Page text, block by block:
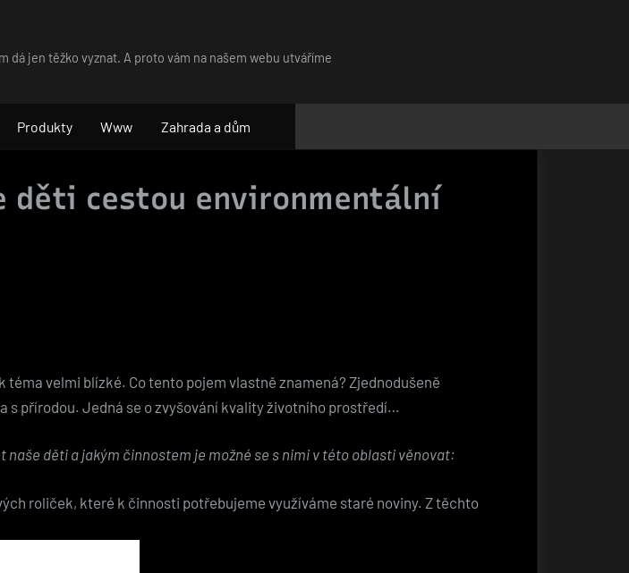
jen těžko vyznat. A proto vám na našem webu utváříme
Produkty Www Zahrada a dům
děti cestou environmentální
velmi blízké. Co tento pojem vlastně znamená? Zjednodušeně
přírodou. Jedná se o zvyšování kvality životního prostředí…
děti a jakým činnostem je možné se s nimi v této oblasti věnovat:
roliček, které k činnosti potřebujeme využíváme staré noviny. Z těchto